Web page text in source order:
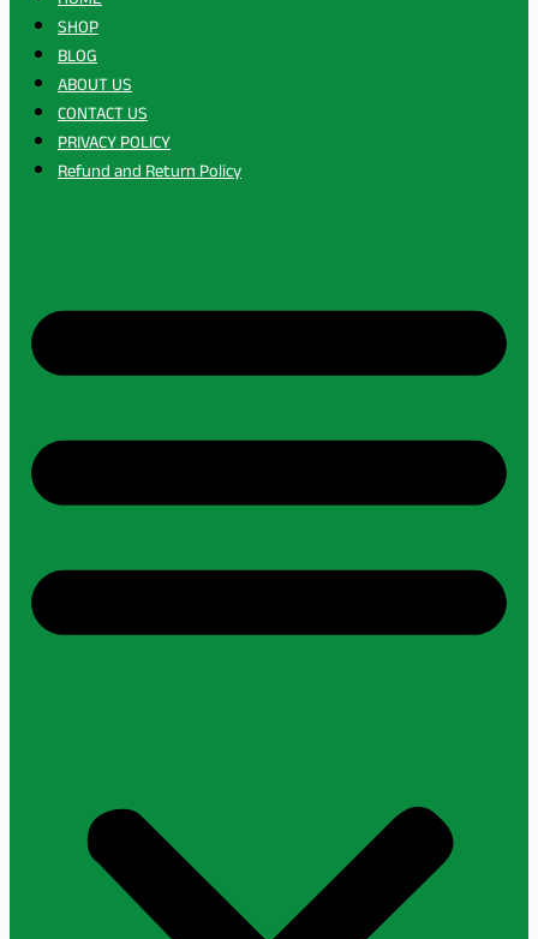
SHOP
BLOG
ABOUT US
CONTACT US
PRIVACY POLICY
Refund and Return Policy